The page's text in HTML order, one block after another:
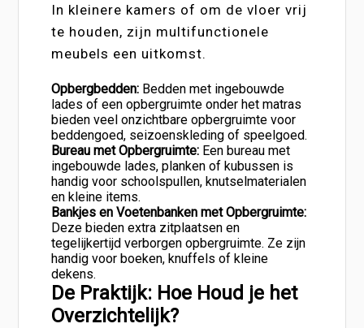
In kleinere kamers of om de vloer vrij
te houden, zijn multifunctionele
meubels een uitkomst.
Opbergbedden: Bedden met ingebouwde
lades of een opbergruimte onder het matras
bieden veel onzichtbare opbergruimte voor
beddengoed, seizoenskleding of speelgoed.
Bureau met Opbergruimte: Een bureau met
ingebouwde lades, planken of kubussen is
handig voor schoolspullen, knutselmaterialen
en kleine items.
Bankjes en Voetenbanken met Opbergruimte:
Deze bieden extra zitplaatsen en
tegelijkertijd verborgen opbergruimte. Ze zijn
handig voor boeken, knuffels of kleine
dekens.
De Praktijk: Hoe Houd je het
Overzichtelijk?